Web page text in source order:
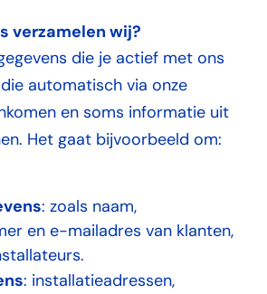
verzamelen wij?
die je actief met ons
automatisch via onze
en soms informatie uit
Het gaat bijvoorbeeld om:
: zoals naam,
en e-mailadres van klanten,
: installatieadressen,